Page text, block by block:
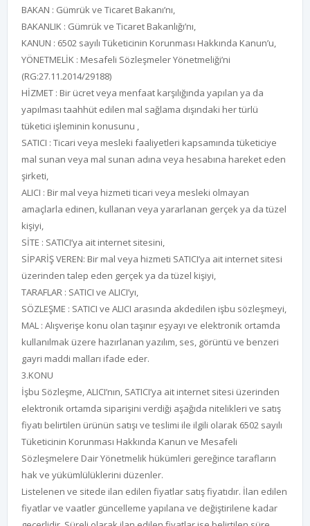
BAKAN : Gümrük ve Ticaret Bakanı’nı,
BAKANLIK : Gümrük ve Ticaret Bakanlığı’nı,
KANUN : 6502 sayılı Tüketicinin Korunması Hakkında Kanun’u,
YÖNETMELİK : Mesafeli Sözleşmeler Yönetmeliği’ni
(RG:27.11.2014/29188)
HİZMET : Bir ücret veya menfaat karşılığında yapılan ya da
yapılması taahhüt edilen mal sağlama dışındaki her türlü
tüketici işleminin konusunu ,
SATICI : Ticari veya mesleki faaliyetleri kapsamında tüketiciye
mal sunan veya mal sunan adına veya hesabına hareket eden
şirketi,
ALICI : Bir mal veya hizmeti ticari veya mesleki olmayan
amaçlarla edinen, kullanan veya yararlanan gerçek ya da tüzel
kişiyi,
SİTE : SATICI’ya ait internet sitesini,
SİPARİŞ VEREN: Bir mal veya hizmeti SATICI’ya ait internet sitesi
üzerinden talep eden gerçek ya da tüzel kişiyi,
TARAFLAR : SATICI ve ALICI’yı,
SÖZLEŞME : SATICI ve ALICI arasında akdedilen işbu sözleşmeyi,
MAL : Alışverişe konu olan taşınır eşyayı ve elektronik ortamda
kullanılmak üzere hazırlanan yazılım, ses, görüntü ve benzeri
gayri maddi malları ifade eder.
3.KONU
İşbu Sözleşme, ALICI’nın, SATICI’ya ait internet sitesi üzerinden
elektronik ortamda siparişini verdiği aşağıda nitelikleri ve satış
fiyatı belirtilen ürünün satışı ve teslimi ile ilgili olarak 6502 sayılı
Tüketicinin Korunması Hakkında Kanun ve Mesafeli
Sözleşmelere Dair Yönetmelik hükümleri gereğince tarafların
hak ve yükümlülüklerini düzenler.
Listelenen ve sitede ilan edilen fiyatlar satış fiyatıdır. İlan edilen
fiyatlar ve vaatler güncelleme yapılana ve değiştirilene kadar